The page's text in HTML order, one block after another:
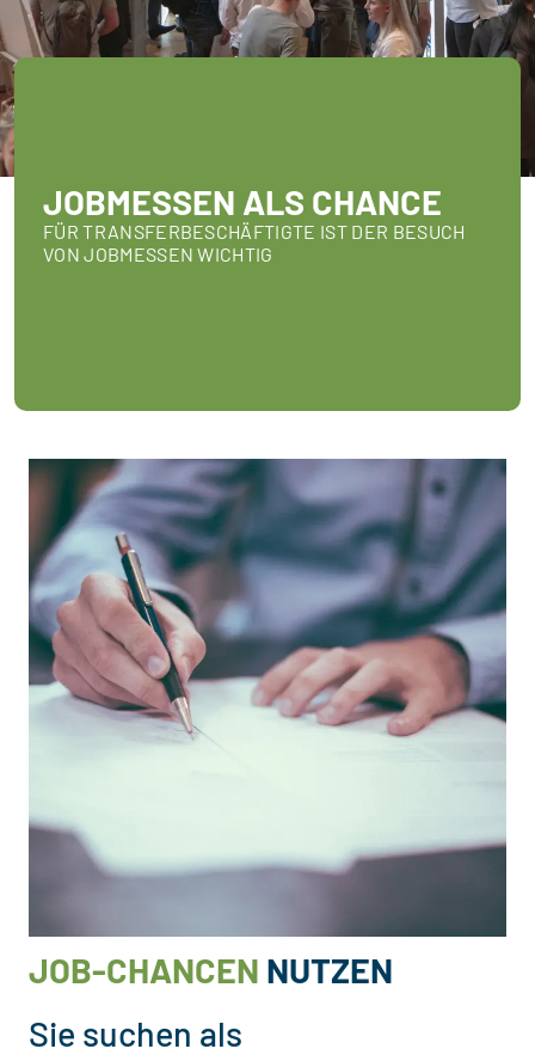
JOBMESSEN ALS CHANCE
FÜR TRANSFERBESCHÄFTIGTE IST DER BESUCH
VON JOBMESSEN WICHTIG
JOB-CHANCEN NUTZEN
Sie suchen als